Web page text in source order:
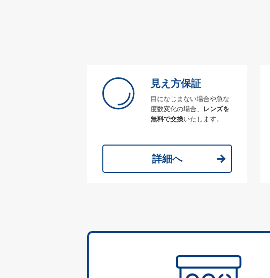
見え方保証
目になじまない場合や急な
度数変化の場合、
レンズを
無料で交換いたします。
詳細へ